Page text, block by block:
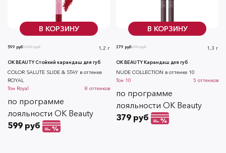
В КОРЗИНУ
1090 руб
599 руб 1,2 г
OK BEAUTY Стойкий карандаш для губ
COLOR SALUTE SLIDE & STAY в оттенке
ROYAL
Тон Royal 8 оттенков
по программе
лояльности OK Beauty
599 руб
В КОРЗИНУ
690 руб
379 руб 1,3 г
OK BEAUTY Карандаш для губ
NUDE COLLECTION в оттенке 10
Тон 10 5 оттенков
по программе
лояльности OK Beauty
379 руб